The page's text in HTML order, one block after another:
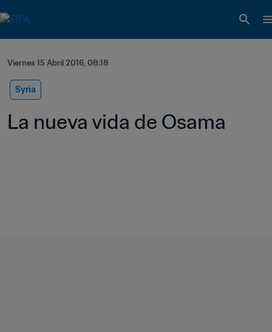
Viernes 15 Abril 2016, 08:18
Syria
La nueva vida de Osama